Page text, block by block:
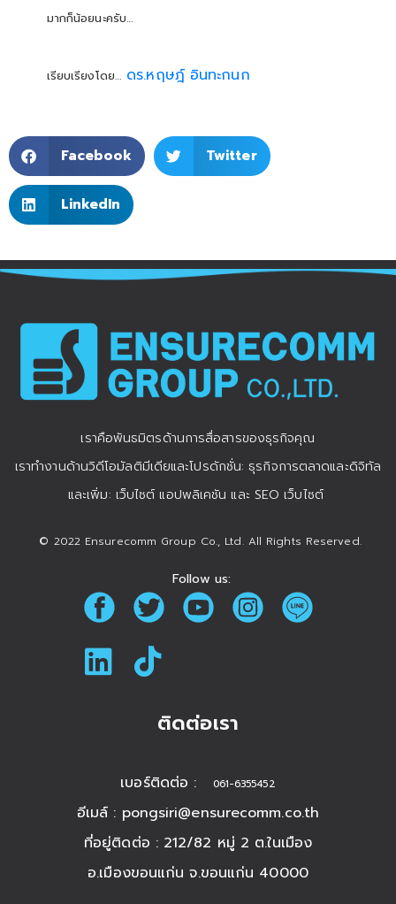
มากก็น้อยนะครับ…
เรียบเรียงโดย… ดร.หฤษฎ์ อินทะกนก
Facebook Twitter
LinkedIn
เราคือพันธมิตรด้านการสื่อสารของธุรกิจคุณ
เราทำงานด้านวิดีโอมัลติมีเดียและโปรดักชั่น: ธุรกิจการตลาดและดิจิทัล
และเพิ่ม: เว็บไซต์ แอปพลิเคชัน และ SEO เว็บไซต์
© 2022 Ensurecomm Group Co., Ltd. All Rights Reserved.
Follow us:
ติดต่อเรา
เบอร์ติดต่อ : 061-6355452
อีเมล์ : pongsiri@ensurecomm.co.th
ที่อยู่ติดต่อ : 212/82 หมู่ 2 ต.ในเมือง
อ.เมืองขอนแก่น จ.ขอนแก่น 40000